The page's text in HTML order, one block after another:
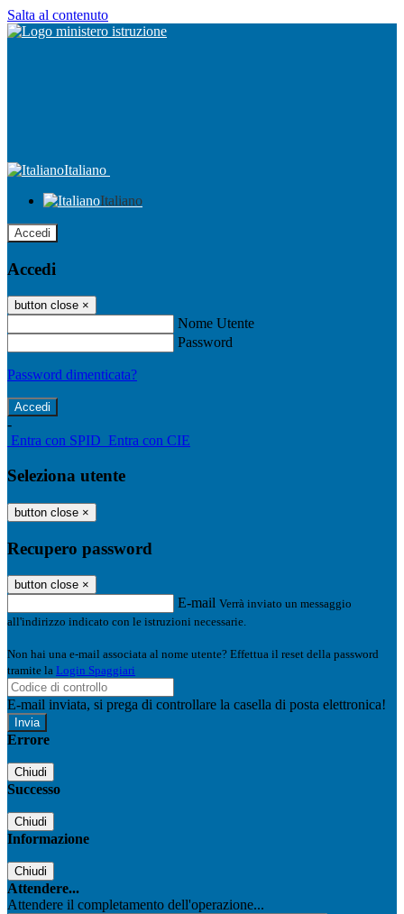
Salta al contenuto
Italiano
Italiano
Accedi
Accedi
button close ×
Nome Utente
Password
Password dimenticata?
-
Entra con SPID Entra con CIE
Seleziona utente
button close ×
Recupero password
button close ×
E-mail Verrà inviato un messaggio
all'indirizzo indicato con le istruzioni necessarie.
Non hai una e-mail associata al nome utente? Effettua il reset della password
tramite la Login Spaggiari
E-mail inviata, si prega di controllare la casella di posta elettronica!
Errore
Chiudi
Successo
Chiudi
Informazione
Chiudi
Attendere...
Attendere il completamento dell'operazione...